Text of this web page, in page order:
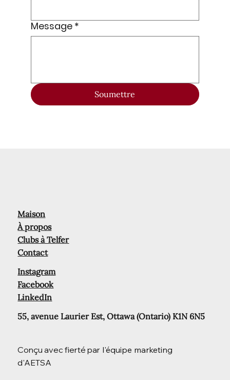
Message *
Soumettre
Maison
À propos
Clubs à Telfer
Contact
Instagram
Facebook
LinkedIn
55, avenue Laurier Est, Ottawa (Ontario) K1N 6N5
Conçu avec fierté par l'équipe marketing
d'AETSA